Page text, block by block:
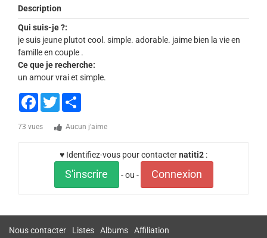
Description
Qui suis-je ?:
je suis jeune plutot cool. simple. adorable. jaime bien la vie en
famille en couple .
Ce que je recherche:
un amour vrai et simple.
Facebook
Twitter
73 vues Aucun j'aime
♥ Identifiez-vous pour contacternatiti2 :
S'inscrire - ou - Connexion
Nous contacter Listes Albums Affiliation